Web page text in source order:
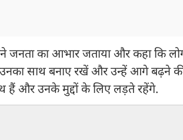
का आभार जताया और कहा कि लोग
साथ बनाए रखें और उन्हें आगे बढ़ने
हैं और उनके मुद्दों के लिए लड़ते रहेंगे.